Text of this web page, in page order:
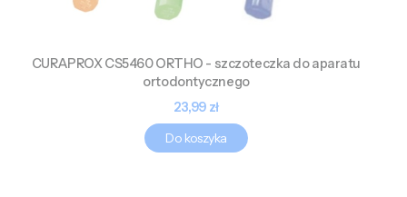
CURAPROX CS5460 ORTHO - szczoteczka do aparatu
ortodontycznego
Cena
23,99 zł
Do koszyka